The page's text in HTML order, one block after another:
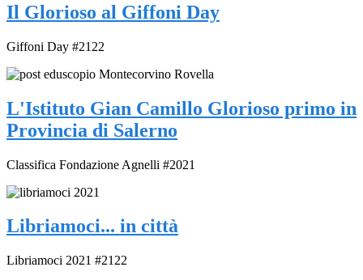
Il Glorioso al Giffoni Day
Giffoni Day #2122
L'Istituto Gian Camillo Glorioso primo in
Provincia di Salerno
Classifica Fondazione Agnelli #2021
Libriamoci... in città
Libriamoci 2021 #2122